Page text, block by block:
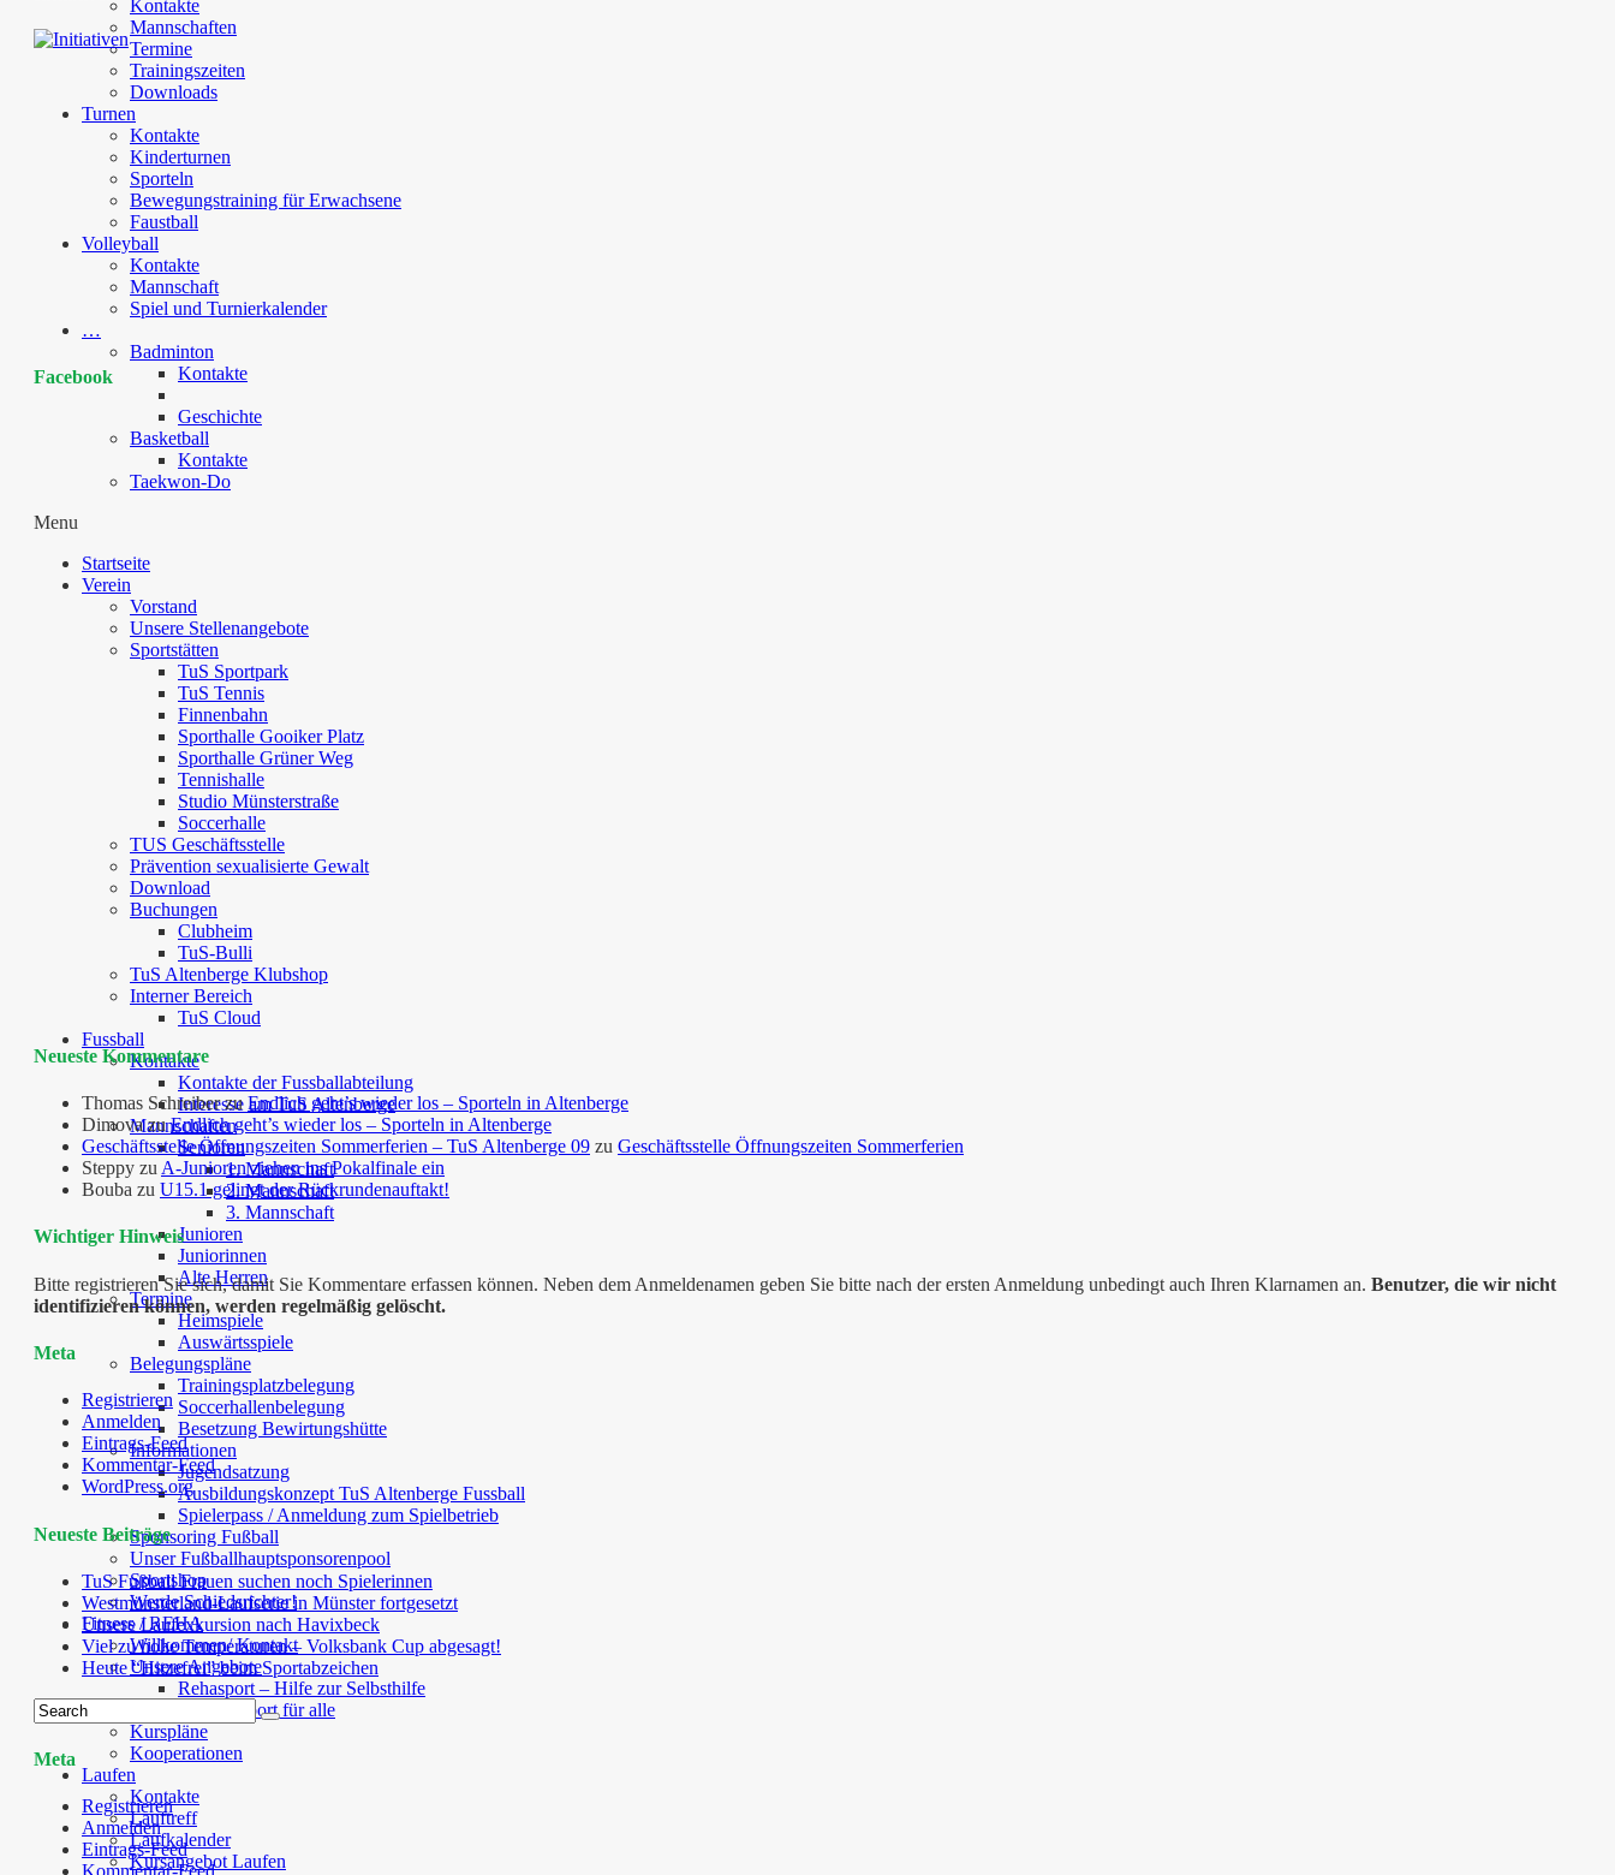
Kontakte
Mannschaften
Termine
Trainingszeiten
Downloads
Turnen
Kontakte
Kinderturnen
Sporteln
Bewegungstraining für Erwachsene
Faustball
Volleyball
Kontakte
Mannschaft
Spiel und Turnierkalender
…
Badminton
Kontakte
Geschichte
Basketball
Kontakte
Taekwon-Do
Menu
Startseite
Verein
Vorstand
Unsere Stellenangebote
Sportstätten
TuS Sportpark
TuS Tennis
Finnenbahn
Sporthalle Gooiker Platz
Sporthalle Grüner Weg
Tennishalle
Studio Münsterstraße
Soccerhalle
TUS Geschäftsstelle
Prävention sexualisierte Gewalt
Download
Buchungen
Clubheim
TuS-Bulli
TuS Altenberge Klubshop
Interner Bereich
TuS Cloud
Fussball
Kontakte
Kontakte der Fussballabteilung
Interesse am TuS Altenberge
Mannschaften
Senioren
1. Mannschaft
2. Mannschaft
3. Mannschaft
Junioren
Juniorinnen
Alte Herren
Termine
Heimspiele
Auswärtsspiele
Belegungspläne
Trainingsplatzbelegung
Soccerhallenbelegung
Besetzung Bewirtungshütte
Informationen
Jugendsatzung
Ausbildungskonzept TuS Altenberge Fussball
Spielerpass / Anmeldung zum Spielbetrieb
Sponsoring Fußball
Unser Fußballhauptsponsorenpool
Sportshop
Werde Schiedsrichter!
Fitness / REHA
Willkommen/ Kontakt
Unsere Angebote
Rehasport – Hilfe zur Selbsthilfe
Fitness-Sport für alle
Kurspläne
Kooperationen
Laufen
Kontakte
Lauftreff
Laufkalender
Kursangebot Laufen
Facebook
Neueste Kommentare
Thomas SchreiberzuEndlich geht’s wieder los – Sporteln in Altenberge
DimovazuEndlich geht’s wieder los – Sporteln in Altenberge
Geschäftsstelle Öffnungszeiten Sommerferien – TuS Altenberge 09 zu Geschäftsstelle Öffnungszeiten Sommerferien
Steppy zu A-Junioren ziehen ins Pokalfinale ein
Bouba zu U15.1 gelingt der Rückrundenauftakt!
Wichtiger Hinweis
Bitte registrieren Sie sich, damit Sie Kommentare erfassen können. Neben dem Anmeldenamen geben Sie bitte nach der ersten Anmeldung unbedingt auch Ihren Klarnamen an. Benutzer, die wir nicht
identifizieren können, werden regelmäßig gelöscht.
Meta
Registrieren
Anmelden
Eintrags-Feed
Kommentar-Feed
WordPress.org
Neueste Beiträge
TuS Fußball Frauen suchen noch Spielerinnen
Westmünsterland-Laufserie in Münster fortgesetzt
Unsere Laufexkursion nach Havixbeck
Viel zu hohe Temperaturen – Volksbank Cup abgesagt!
Heute “Hitzefrei” beim Sportabzeichen
Meta
Registrieren
Anmelden
Eintrags-Feed